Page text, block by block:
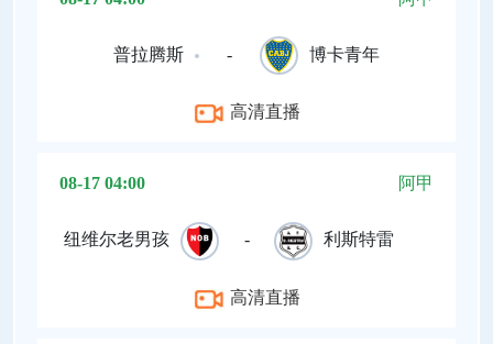
普拉腾斯 - 博卡青年
高清直播
08-17 04:00 阿甲
纽维尔老男孩 - 利斯特雷
高清直播